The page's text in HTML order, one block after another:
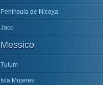
Peninsula de Nicoya
Jaco
Messico
Tulum
Isla Mujeres